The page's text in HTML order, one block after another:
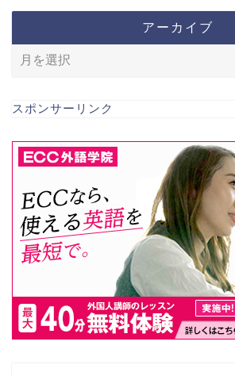
アーカイブ
スポンサーリンク